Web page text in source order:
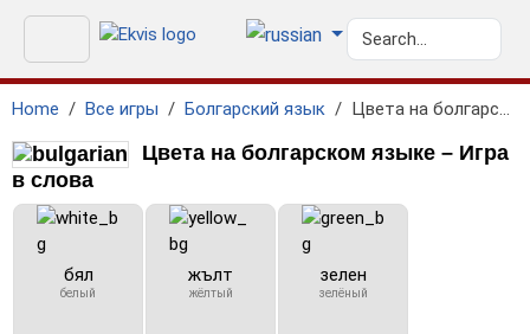
Home Все игры Болгарский язык Цвета на болгарском языке
Цвета на болгарском языке – Игра
в слова
бял
белый
жълт
жёлтый
зелен
зелёный